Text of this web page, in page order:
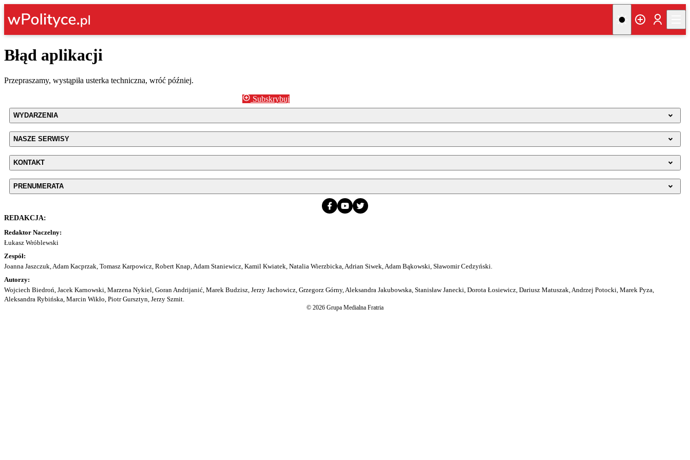
Błąd aplikacji
Przepraszamy, wystąpiła usterka techniczna, wróć później.
Subskrybuj
WYDARZENIA
NASZE SERWISY
KONTAKT
PRENUMERATA
REDAKCJA:
Redaktor Naczelny:
Łukasz Wróblewski
Zespół:
Joanna Jaszczuk, Adam Kacprzak, Tomasz Karpowicz, Robert Knap, Adam Staniewicz, Kamil Kwiatek, Natalia Wierzbicka, Adrian Siwek, Adam Bąkowski, Sławomir Cedzyński.
Autorzy:
Wojciech Biedroń, Jacek Karnowski, Marzena Nykiel, Goran Andrijanić, Marek Budzisz, Jerzy Jachowicz, Grzegorz Górny, Aleksandra Jakubowska, Stanisław Janecki, Dorota Łosiewicz, Dariusz Matuszak, Andrzej Potocki, Marek Pyza,
Aleksandra Rybińska, Marcin Wikło, Piotr Gursztyn, Jerzy Szmit.
© 2026 Grupa Medialna Fratria